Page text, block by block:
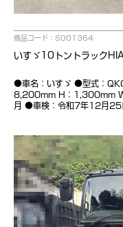
商品コード：S001364
いすゞ10トントラック
●車名：いすゞ ●型式：
8,200mm H：1,300mm
月 ●車検：令和7年12月